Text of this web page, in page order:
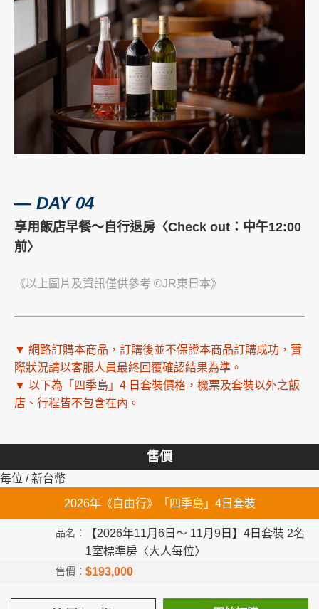
― DAY 04
享用飯店早餐～自行退房〈Check out：中午12:00
前〉
《以上圖片及資訊僅供參考 ©JR東日本》
▼ 網路訂購本商品，訂購後並不保證本商品訂購成功，實
際狀況請以客服人員最終回覆確認結果為準。
▼ 以下為「四季島」4 日套裝價格，機票及套裝以外之飯
店、行程皆不包含在內。
售價
毎位 / 新台幣
2026年《自由行》「四季島」4日套裝
【2026年11月6日～ 11月9日】4日套裝 2名
1室標準房〈大人每位〉
$193,000